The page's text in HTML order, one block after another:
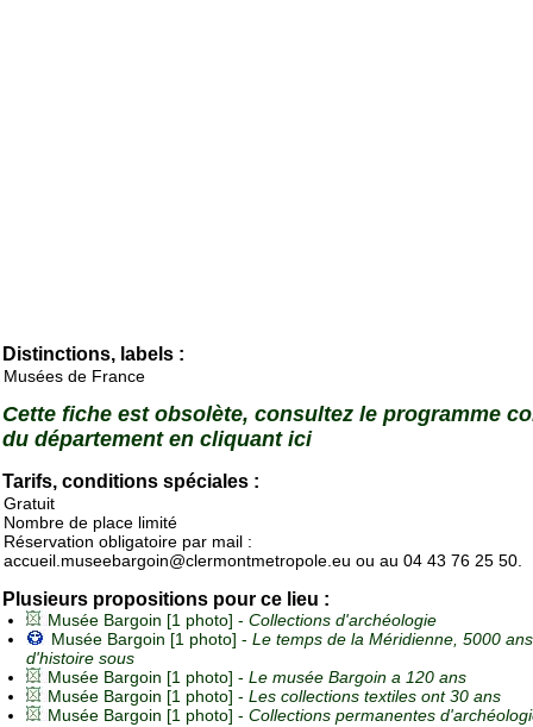
Distinctions, labels :
Musées de France
Cette fiche est obsolète, consultez le programme
du département en cliquant ici
Tarifs, conditions spéciales :
Gratuit
Nombre de place limité
Réservation obligatoire par mail :
accueil.museebargoin@clermontmetropole.eu ou au 04 43 76 25 50.
Plusieurs propositions pour ce lieu :
Musée Bargoin [1 photo] - Collections d'archéologie
Musée Bargoin [1 photo] - Le temps de la Méridienne, 5000 ans
d'histoire sous
Musée Bargoin [1 photo] - Le musée Bargoin a 120 ans
Musée Bargoin [1 photo] - Les collections textiles ont 30 ans
Musée Bargoin [1 photo] - Collections permanentes